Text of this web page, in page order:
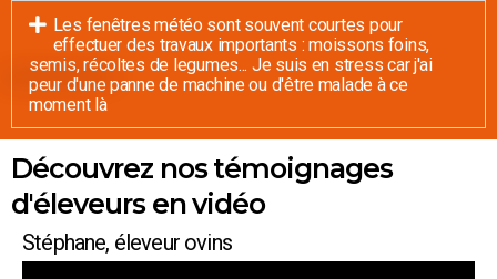
Les fenêtres météo sont souvent courtes pour
effectuer des travaux importants : moissons foins,
semis, récoltes de legumes... Je suis en stress car j'ai
peur d'une panne de machine ou d'être malade à ce
moment là
Découvrez nos témoignages
d'éleveurs en vidéo
Stéphane, éleveur ovins